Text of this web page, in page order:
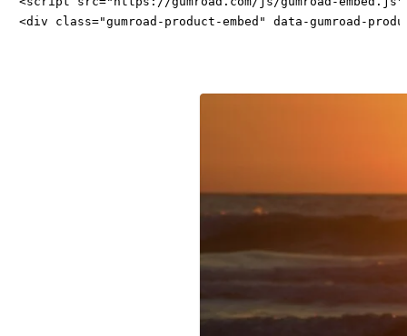
<div class="gumroad-product-embed" data-gumroad-